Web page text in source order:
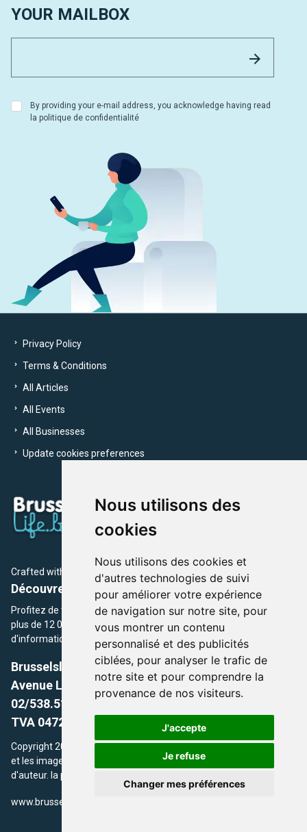
Nous utilisons des
cookies
Nous utilisons des cookies et
d'autres technologies de suivi
pour améliorer votre expérience
de navigation sur notre site, pour
vous montrer un contenu
personnalisé et des publicités
ciblées, pour analyser le trafic de
notre site et pour comprendre la
provenance de nos visiteurs.
J'accepte
Je refuse
Changer mes préférences
YOUR MAILBOX
By providing your e-mail address, you acknowledge having read
la politique de confidentialité
Privacy Policy
Terms & Conditions
All Articles
All Events
All Businesses
Update cookies preferences
Crafted with by Brusselslife Team
Découvrez plus de 12 000 adresses et événements
Profitez de toutes les sections de BrusselsLife.be et découvrez
plus de 12 000 adresses et un grand choix d'événements,
d'informations et de conseils et astuces de notre écriture.
Brusselslife.be
Avenue Louise, 500 -1050 Ixelles, Brussels,
02/538.51.49.
TVA 0472.281.221
Copyright 2026 © Brusselslife.be Tous droits réservés. Le contenu
et les images utilisés sur ce site sont protégés par le droit
d'auteur. la propriétaires respectifs.
www.brusselsLife.be